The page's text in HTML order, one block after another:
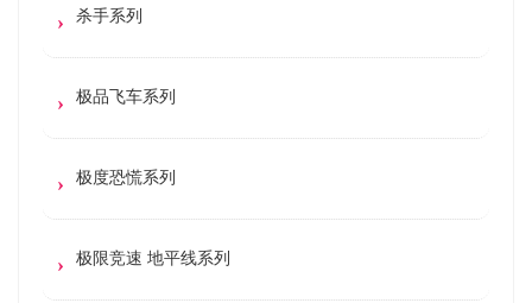
杀手系列
极品飞车系列
极度恐慌系列
极限竞速 地平线系列